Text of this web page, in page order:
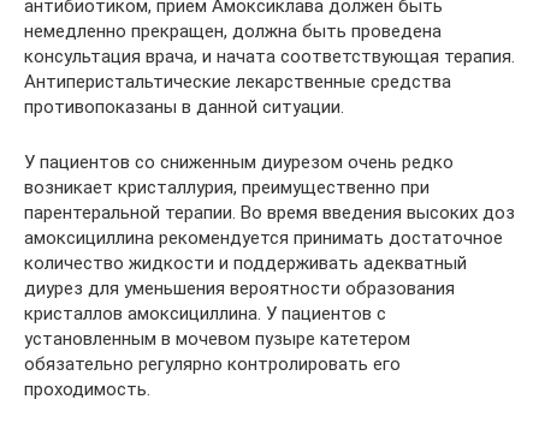
антибиотиком, прием Амоксиклава должен быть
немедленно прекращен, должна быть проведена
консультация врача, и начата соответствующая терапия.
Антиперистальтические лекарственные средства
противопоказаны в данной ситуации.
У пациентов со сниженным диурезом очень редко
возникает кристаллурия, преимущественно при
парентеральной терапии. Во время введения высоких доз
амоксициллина рекомендуется принимать достаточное
количество жидкости и поддерживать адекватный
диурез для уменьшения вероятности образования
кристаллов амоксициллина. У пациентов с
установленным в мочевом пузыре катетером
обязательно регулярно контролировать его
проходимость.